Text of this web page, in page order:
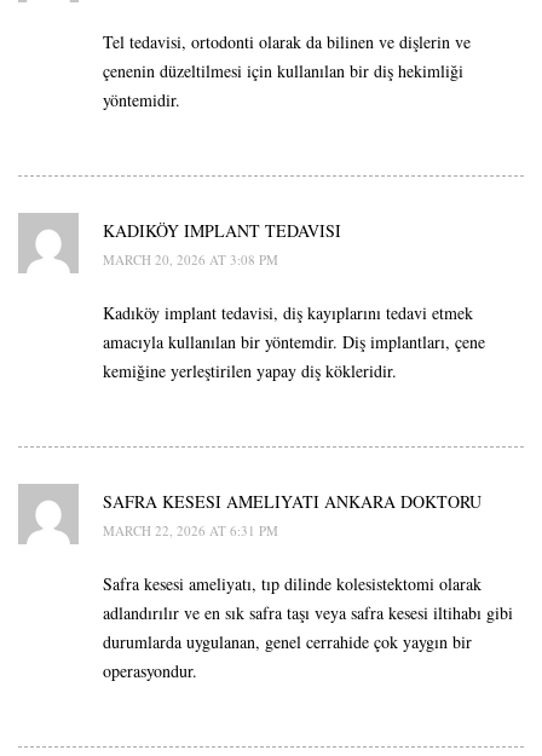
Tel tedavisi, ortodonti olarak da bilinen ve dişlerin ve
çenenin düzeltilmesi için kullanılan bir diş hekimliği
yöntemidir.
KADIKÖY IMPLANT TEDAVISI
MARCH 20, 2026 AT 3:08 PM
Kadıköy implant tedavisi, diş kayıplarını tedavi etmek
amacıyla kullanılan bir yöntemdir. Diş implantları, çene
kemiğine yerleştirilen yapay diş kökleridir.
SAFRA KESESI AMELIYATI ANKARA DOKTORU
MARCH 22, 2026 AT 6:31 PM
Safra kesesi ameliyatı, tıp dilinde kolesistektomi olarak
adlandırılır ve en sık safra taşı veya safra kesesi iltihabı gibi
durumlarda uygulanan, genel cerrahide çok yaygın bir
operasyondur.